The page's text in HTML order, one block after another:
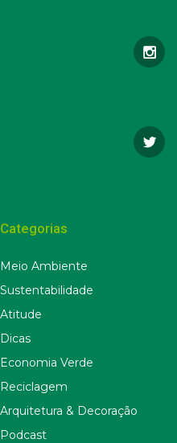
Categorias
Meio Ambiente
Sustentabilidade
Atitude
Dicas
Economia Verde
Reciclagem
Arquitetura & Decoração
Podcast